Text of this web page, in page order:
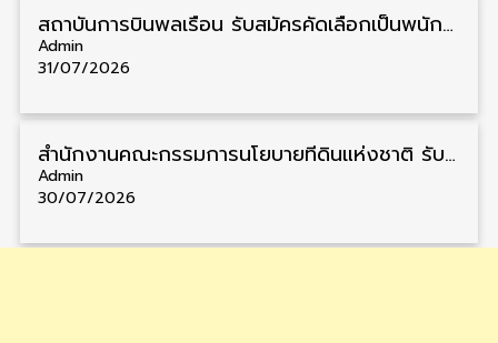
สถาบันการบินพลเรือน รับสมัครคัดเลือกเป็นพนักงาน วุฒิ ป.ตรี/ป.โท/ป.เอก 11 อัตรา รับสมัคร 27 กรกฎาคม – 10 สิงหาคม
Admin
31/07/2026
สำนักงานคณะกรรมการนโยบายที่ดินแห่งชาติ รับสมัครคัดเลือกพนักงานราชการ วุฒิ ป.ตรี 6 อัตรา รับสมัคร 13 กรกฎาคม – 6 สิงหาคม
Admin
30/07/2026